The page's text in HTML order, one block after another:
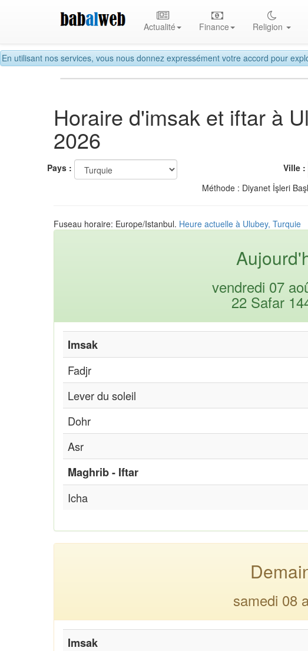
En utilisant nos services, vous nous donnez expressément votre accord pour
Actualité Finance Religion
Horaire d'imsak et iftar à
2026
Pays :
Ville :
Méthode : Diyanet İşleri
Fuseau horaire: Europe/Istanbul. Heure actuelle à Ulubey, Turquie
vendredi 07
22 Safar
Imsak
Fadjr
Lever du soleil
Dohr
Asr
Maghrib - Iftar
Icha
samedi 08
Imsak